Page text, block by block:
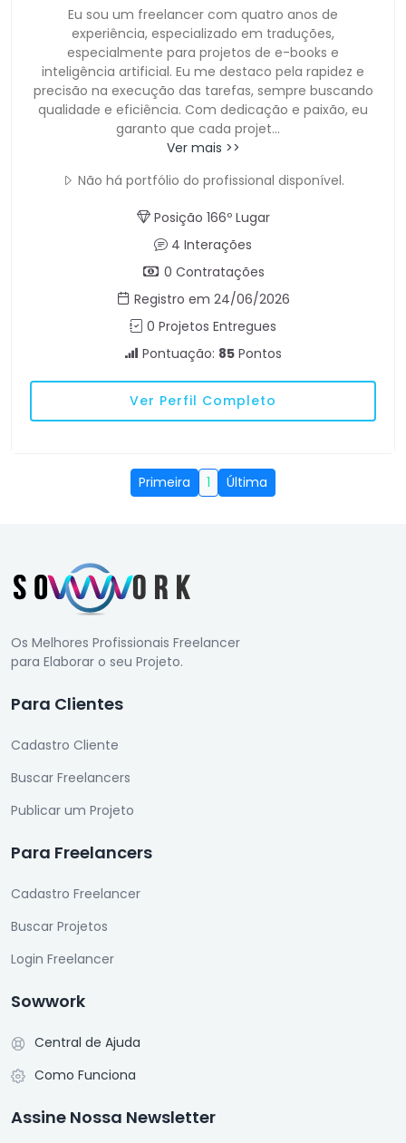
Eu sou um freelancer com quatro anos de
experiência, especializado em traduções,
especialmente para projetos de e-books e
inteligência artificial. Eu me destaco pela rapidez e
precisão na execução das tarefas, sempre buscando
qualidade e eficiência. Com dedicação e paixão, eu
garanto que cada projet...
Ver mais >>
Não há portfólio do profissional disponível.
Posição 166º Lugar
4 Interações
0 Contratações
Registro em 24/06/2026
0 Projetos Entregues
Pontuação: 85Pontos
Ver Perfil Completo
Primeira 1 Última
Os Melhores Profissionais Freelancer
para Elaborar o seu Projeto.
Para Clientes
Cadastro Cliente
Buscar Freelancers
Publicar um Projeto
Para Freelancers
Cadastro Freelancer
Buscar Projetos
Login Freelancer
Sowwork
Central de Ajuda
Como Funciona
Assine Nossa Newsletter